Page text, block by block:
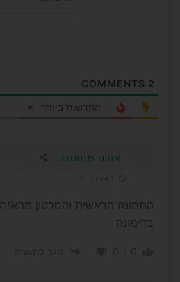
2
החדשות ביותר
אזרח מתוסכל
התמונה הראשית והסרטון
בדימונה